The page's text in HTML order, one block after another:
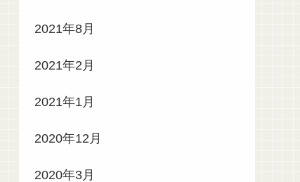
2021年8月
2021年2月
2021年1月
2020年12月
2020年3月